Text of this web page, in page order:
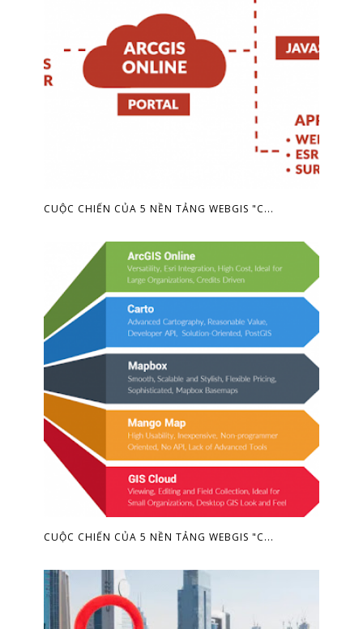
CUỘC CHIẾN CỦA 5 NỀN TẢNG WEBGIS "C...
CUỘC CHIẾN CỦA 5 NỀN TẢNG WEBGIS "C...